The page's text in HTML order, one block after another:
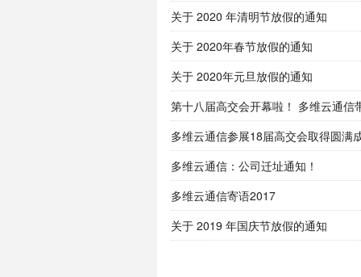
关于 2020 年清明节放假的通知
关于 2020年春节放假的通知
关于 2020年元旦放假的通知
第十八届高交会开幕啦！ 多维云通信
多维云通信参展18届高交会取得圆满
多维云通信：公司迁址通知！
多维云通信寄语2017
关于 2019 年国庆节放假的通知